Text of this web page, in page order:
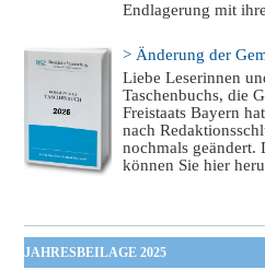
Endlagerung mit ihre
> Änderung der
Liebe Leserinnen
Taschenbuchs, die
Freistaats Bayern
nach
nochmals geändert.
können Sie hier
JAHRESBEILAGE 2025